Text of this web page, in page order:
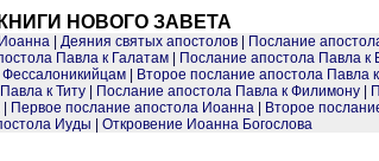
КНИГИ НОВОГО ЗАВЕТА
| Деяния святых апостолов| Послание
Павла к Галатам Послание апостола Павла
| Второе послание апостола Павла
к Титу| Послание апостола Павла к Филимону|
Первое послание апостола Иоанна Второе
Иуды
Откровение Иоанна Богослова